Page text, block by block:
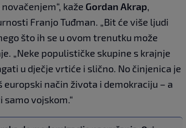
kaže Gordan Akrap,
Franjo Tuđman. „Bit će više ljudi
što ih se u ovom trenutku može
„Neke populističke skupine s krajnje
u dječje vrtiće i slično. No činjenica je
način života i demokraciju – a
vojskom.“